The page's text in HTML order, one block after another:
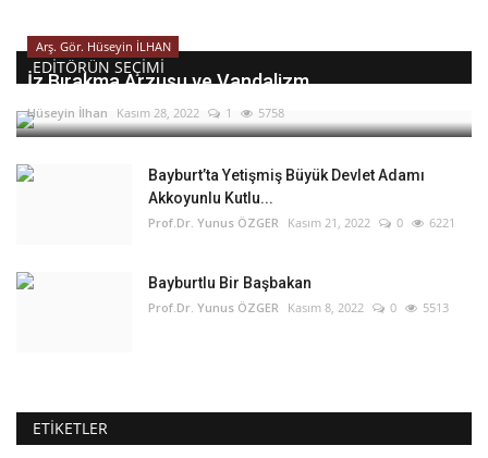
EDITÖRÜN SEÇIMI
Arş. Gör. Hüseyin İLHAN
İz Bırakma Arzusu ve Vandalizm
Hüseyin İlhan Kasım 28, 2022 1 5758
Bayburt’ta Yetişmiş Büyük Devlet Adamı
Akkoyunlu Kutlu...
Prof.Dr. Yunus ÖZGER Kasım 21, 2022 0 6221
Bayburtlu Bir Başbakan
Prof.Dr. Yunus ÖZGER Kasım 8, 2022 0 5513
ETIKETLER